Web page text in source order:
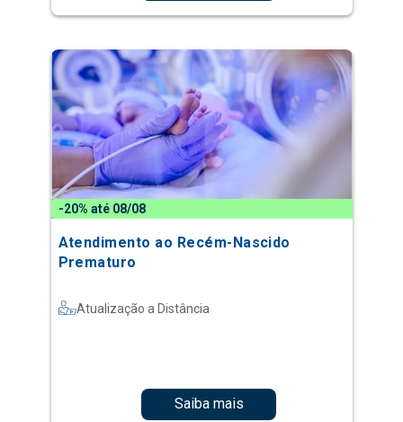
-20% até 08/08
Atendimento ao Recém-Nascido
Prematuro
Atualização a Distância
Saiba mais